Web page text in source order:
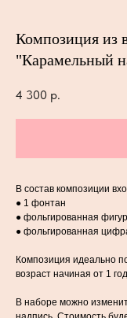
Композиция из
"Карамельный
4 300 р.
В состав композиции
● 1 фонтан
● фольгированная
● фольгированная
Композиция идеально
возраст начиная от 1
В наборе можно